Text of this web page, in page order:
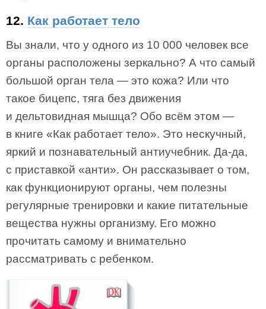
12. Как работает тело
Вы знали, что у одного из 10 000 человек все
органы расположены зеркально? А что самый
большой орган тела — это кожа? Или что
такое бицепс, тяга без движения
и дельтовидная мышца? Обо всём этом —
в книге «Как работает тело». Это нескучный,
яркий и познавательный антиучебник. Да-да,
с приставкой «анти». Он рассказывает о том,
как функционируют органы, чем полезны
регулярные тренировки и какие питательные
вещества нужны организму. Его можно
прочитать самому и внимательно
рассматривать с ребенком.